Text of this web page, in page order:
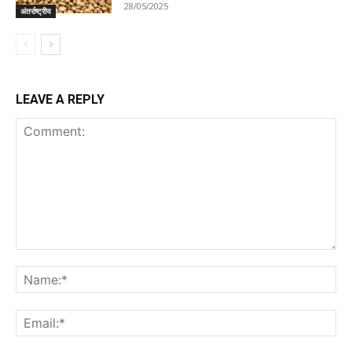
अंतर्राष्ट्रीय 28/05/2025
LEAVE A REPLY